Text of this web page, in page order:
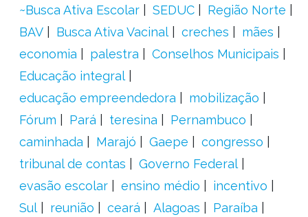
~Busca Ativa Escolar
SEDUC
Região Norte
BAV
Busca Ativa Vacinal creches
mães
economia
palestra
Conselhos Municipais
Educação integral
educação empreendedora
mobilização
Fórum
Pará teresina
Pernambuco
caminhada
Marajó Gaepe
congresso
tribunal de contas
Governo Federal
evasão escolar
ensino médio
incentivo
Sul
reunião ceará Alagoas
Paraíba